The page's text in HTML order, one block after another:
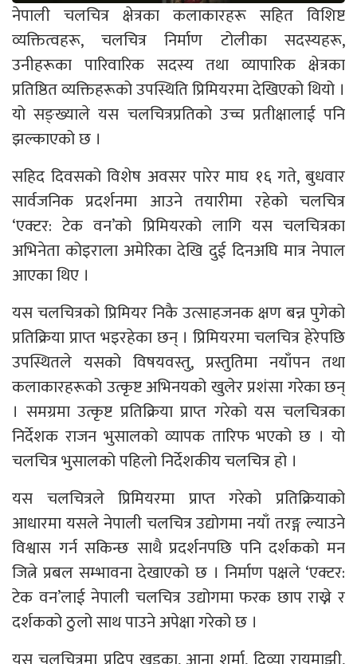
नेपाली चलचित्र क्षेत्रका कलाकारहरू सहित विशिष्ट
व्यक्तित्वहरू, चलचित्र निर्माण टोलीका सदस्यहरू,
उनीहरूका पारिवारिक सदस्य तथा व्यापारिक क्षेत्रका
प्रतिष्ठित व्यक्तिहरूको उपस्थिति प्रिमियरमा देखिएको थियो ।
यो सङ्ख्याले यस चलचित्रप्रतिको उच्च प्रतीक्षालाई पनि
झल्काएको छ ।
सहिद दिवसको विशेष अवसर पारेर माघ १६ गते, बुधवार
सार्वजनिक प्रदर्शनमा आउने तयारीमा रहेको चलचित्र
‘एक्टर: टेक वन’को प्रिमियरको लागि यस चलचित्रका
अभिनेता कोइराला अमेरिका देखि दुई दिनअघि मात्र नेपाल
आएका थिए ।
यस चलचित्रको प्रिमियर निकै उत्साहजनक क्षण बन्न पुगेको
प्रतिक्रिया प्राप्त भइरहेका छन् । प्रिमियरमा चलचित्र हेरेपछि
उपस्थितले यसको विषयवस्तु, प्रस्तुतिमा नयाँपन तथा
कलाकारहरूको उत्कृष्ट अभिनयको खुलेर प्रशंसा गरेका छन्
। समग्रमा उत्कृष्ट प्रतिक्रिया प्राप्त गरेको यस चलचित्रका
निर्देशक राजन भुसालको व्यापक तारिफ भएको छ । यो
चलचित्र भुसालको पहिलो निर्देशकीय चलचित्र हो ।
यस चलचित्रले प्रिमियरमा प्राप्त गरेको प्रतिक्रियाको
आधारमा यसले नेपाली चलचित्र उद्योगमा नयाँ तरङ्ग ल्याउने
विश्वास गर्न सकिन्छ साथै प्रदर्शनपछि पनि दर्शकको मन
जित्ने प्रबल सम्भावना देखाएको छ । निर्माण पक्षले ‘एक्टर:
टेक वन’लाई नेपाली चलचित्र उद्योगमा फरक छाप राख्ने र
दर्शकको ठुलो साथ पाउने अपेक्षा गरेको छ ।